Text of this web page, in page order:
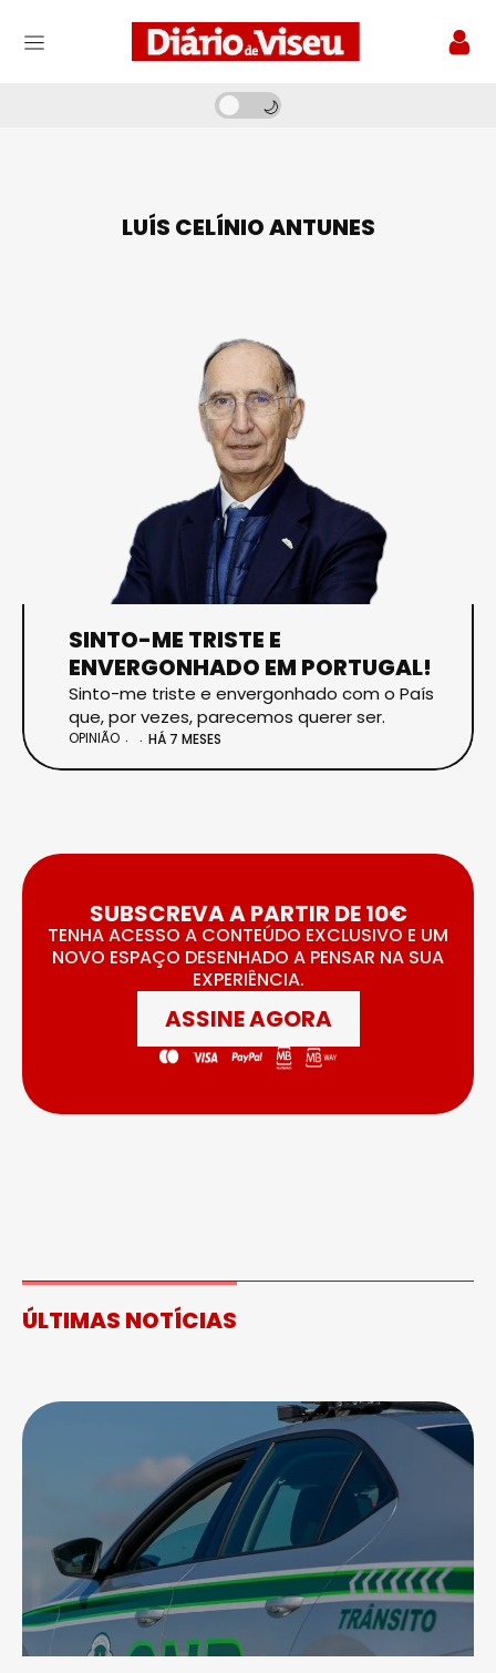
LUÍS CELÍNIO ANTUNES
SINTO-ME TRISTE E
ENVERGONHADO EM PORTUGAL!
Sinto-me triste e envergonhado com o País
que, por vezes, parecemos querer ser.
OPINIÃO HÁ 7 MESES
SUBSCREVA A PARTIR DE 10€
TENHA ACESSO A CONTEÚDO EXCLUSIVO E UM
NOVO ESPAÇO DESENHADO A PENSAR NA SUA
EXPERIÊNCIA.
ASSINE AGORA
ÚLTIMAS NOTÍCIAS